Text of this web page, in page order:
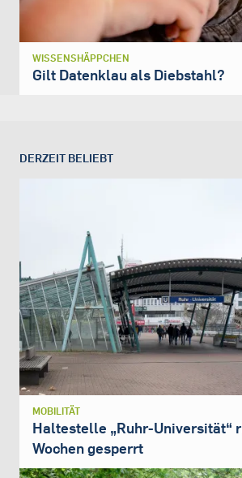
WISSENSHÄPPCHEN
Gilt Datenklau als Diebstahl?
DERZEIT BELIEBT
MOBILITÄT
Haltestelle „Ruhr-Universität“
Wochen gesperrt